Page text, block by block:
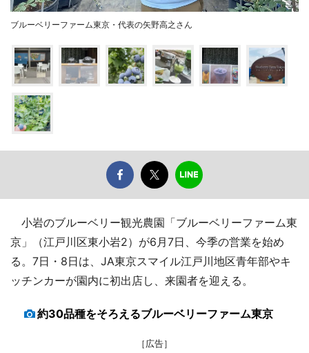
ブルーベリーファーム東京・代表の矢野高之さん
小岩のブルーベリー観光農園「ブルーベリーファーム東
京」（江戸川区東小岩2）が6月7日、今季の営業を始め
る。7日・8日は、JA東京スマイル江戸川地区青年部やキ
ッチンカーが園内に初出店し、来園者を迎える。
約30品種をそろえるブルーベリーファーム東京
［広告］